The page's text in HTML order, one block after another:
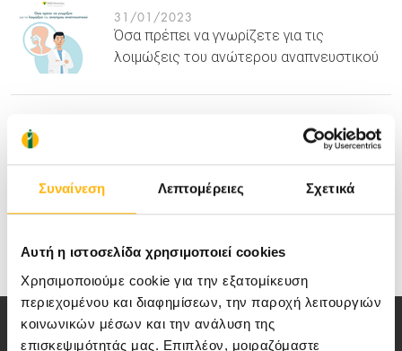
Συναίνεση Λεπτομέρειες Σχετικά
Αυτή η ιστοσελίδα χρησιμοποιεί cookies
Χρησιμοποιούμε cookie για την εξατομίκευση
περιεχομένου και διαφημίσεων, την παροχή λειτουργιών
κοινωνικών μέσων και την ανάλυση της
επισκεψιμότητάς μας. Επιπλέον, μοιραζόμαστε
31/01/2023
Όσα πρέπει να γνωρίζετε για τις
λοιμώξεις του ανώτερου αναπνευστικού
Α’ Παθολογική Κλινική ΙΑΣΩ Θεσσαλίας
Medical Directory